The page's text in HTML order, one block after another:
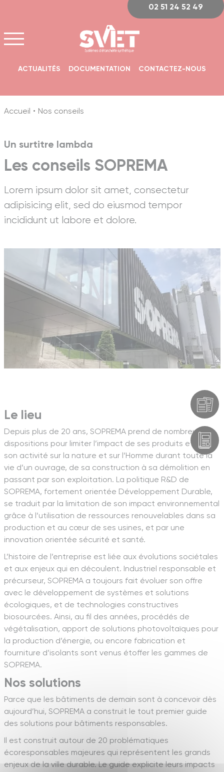
ACTUALITÉS DOCUMENTATION CONTACTEZ-NOUS
02 51 24 52 49
Accueil Nos conseils
Un surtitre lambda
Les conseils SOPREMA
Lorem ipsum dolor sit amet, consectetur
adipisicing elit, sed do eiusmod tempor
incididunt ut labore et dolore.
Le lieu
Depuis plus de 20 ans, SOPREMA prend de nombreuses
dispositions pour limiter l’impact de ses produits et de
son activité sur la nature et sur l’Homme durant toute la
vie d’un ouvrage, de sa construction à sa démolition en
passant par son exploitation. La politique R&D de
SOPREMA, fortement orientée Développement Durable,
se traduit par la limitation de son impact environnemental
grâce à l’utilisation de ressources renouvelables dans sa
production et au cœur de ses usines, et par une
innovation orientée sécurité et santé.
L’histoire de l’entreprise est liée aux évolutions sociétales
et aux enjeux qui en découlent. Industriel responsable et
précurseur, SOPREMA a toujours fait évoluer son offre
avec le développement de systèmes et solutions
écologiques, et de technologies constructives
biosourcées. Ainsi, au fil des années, procédés de
végétalisation, apport de solutions photovoltaïques pour
la production d’énergie, ou encore fabrication et
fourniture d’isolants sont venus étoffer les gammes de
SOPREMA.
Nos solutions
Parce que les bâtiments de demain sont à concevoir dès
aujourd’hui, SOPREMA a construit le tout premier guide
des solutions pour bâtiments responsables.
Il est construit autour de 20 problématiques
écoresponsables majeures qui représentent les grands
enjeux de la ville durable. Le guide explicite leurs impacts